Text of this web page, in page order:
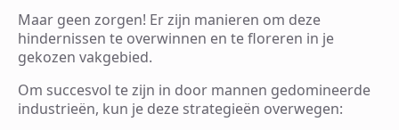
Maar geen zorgen! Er zijn manieren om deze
hindernissen te overwinnen en te floreren in je
gekozen vakgebied.
Om succesvol te zijn in door mannen gedomineerde
industrieën, kun je deze strategieën overwegen: